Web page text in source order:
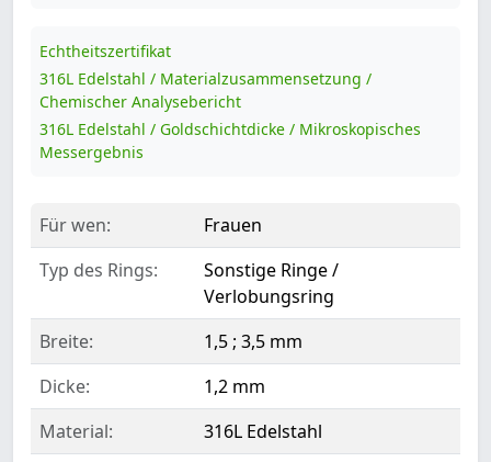
Echtheitszertifikat
316L Edelstahl / Materialzusammensetzung /
Chemischer Analysebericht
316L Edelstahl / Goldschichtdicke / Mikroskopisches
Messergebnis
Für wen:
Frauen
Typ des Rings:
Sonstige Ringe /
Verlobungsring
Breite:
1,5 ; 3,5 mm
Dicke:
1,2 mm
Material:
316L Edelstahl